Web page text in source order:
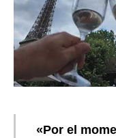
«Por el